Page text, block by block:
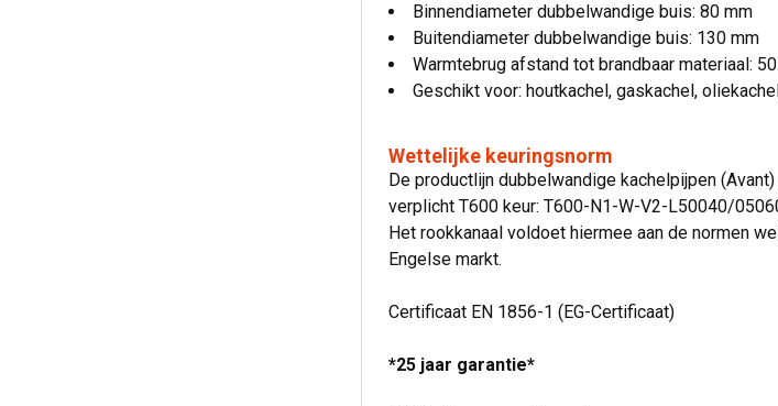
Binnendiameter dubbelwandige buis: 80 mm
Buitendiameter dubbelwandige buis: 130 mm
Warmtebrug afstand tot brandbaar materiaal:
Geschikt voor: houtkachel, gaskachel,
Wettelijke keuringsnorm
De productlijn dubbelwandige kachelpijpen
verplicht T600 keur: T600-N1-W-V2-L50040/
Het rookkanaal voldoet hiermee aan de normen
Engelse markt.
Certificaat EN 1856-1 (EG-Certificaat)
*25 jaar garantie*